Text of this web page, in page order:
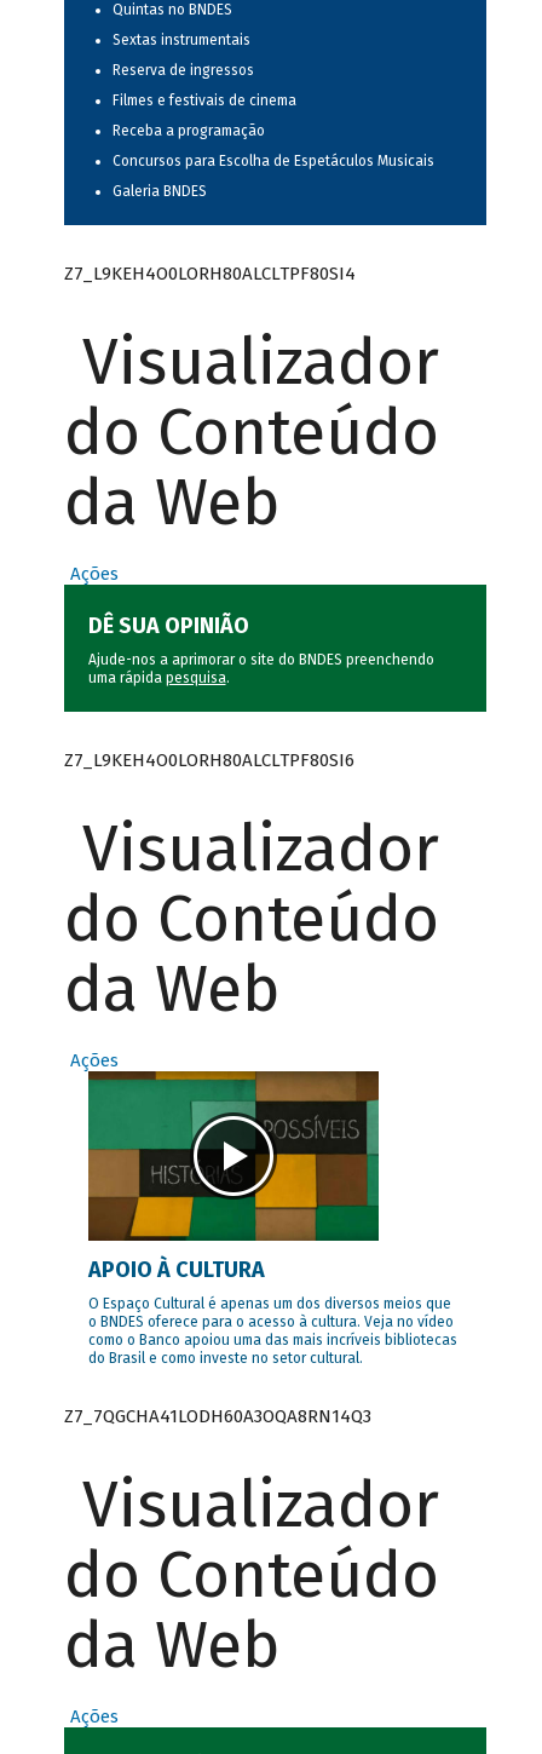
Quintas no BNDES
Sextas instrumentais
Reserva de ingressos
Filmes e festivais de cinema
Receba a programação
Concursos para Escolha de Espetáculos Musicais
Galeria BNDES
Z7_L9KEH4O0LORH80ALCLTPF80SI4
Visualizador
do Conteúdo
da Web
Ações
DÊ SUA OPINIÃO
Ajude-nos a aprimorar o site do BNDES preenchendo
uma rápida pesquisa.
Z7_L9KEH4O0LORH80ALCLTPF80SI6
Visualizador
do Conteúdo
da Web
Ações
APOIO À CULTURA
O Espaço Cultural é apenas um dos diversos meios que
o BNDES oferece para o acesso à cultura. Veja no vídeo
como o Banco apoiou uma das mais incríveis bibliotecas
do Brasil e como investe no setor cultural.
Z7_7QGCHA41LODH60A3OQA8RN14Q3
Visualizador
do Conteúdo
da Web
Ações